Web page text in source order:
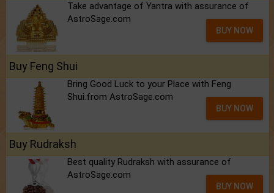
Take advantage of Yantra with assurance of
AstroSage.com
BUY NOW
Buy Feng Shui
Bring Good Luck to your Place with Feng
Shui.from AstroSage.com
BUY NOW
Buy Rudraksh
Best quality Rudraksh with assurance of
AstroSage.com
BUY NOW